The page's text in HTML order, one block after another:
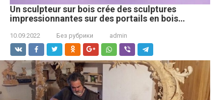
Un sculpteur sur bois crée des sculptures
impressionnantes sur des portails en bois…
10.09.2022 Без рубрики admin